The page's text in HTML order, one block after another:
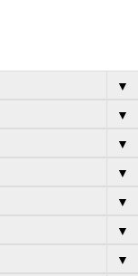
▼
▼
▼
▼
▼
▼
▼